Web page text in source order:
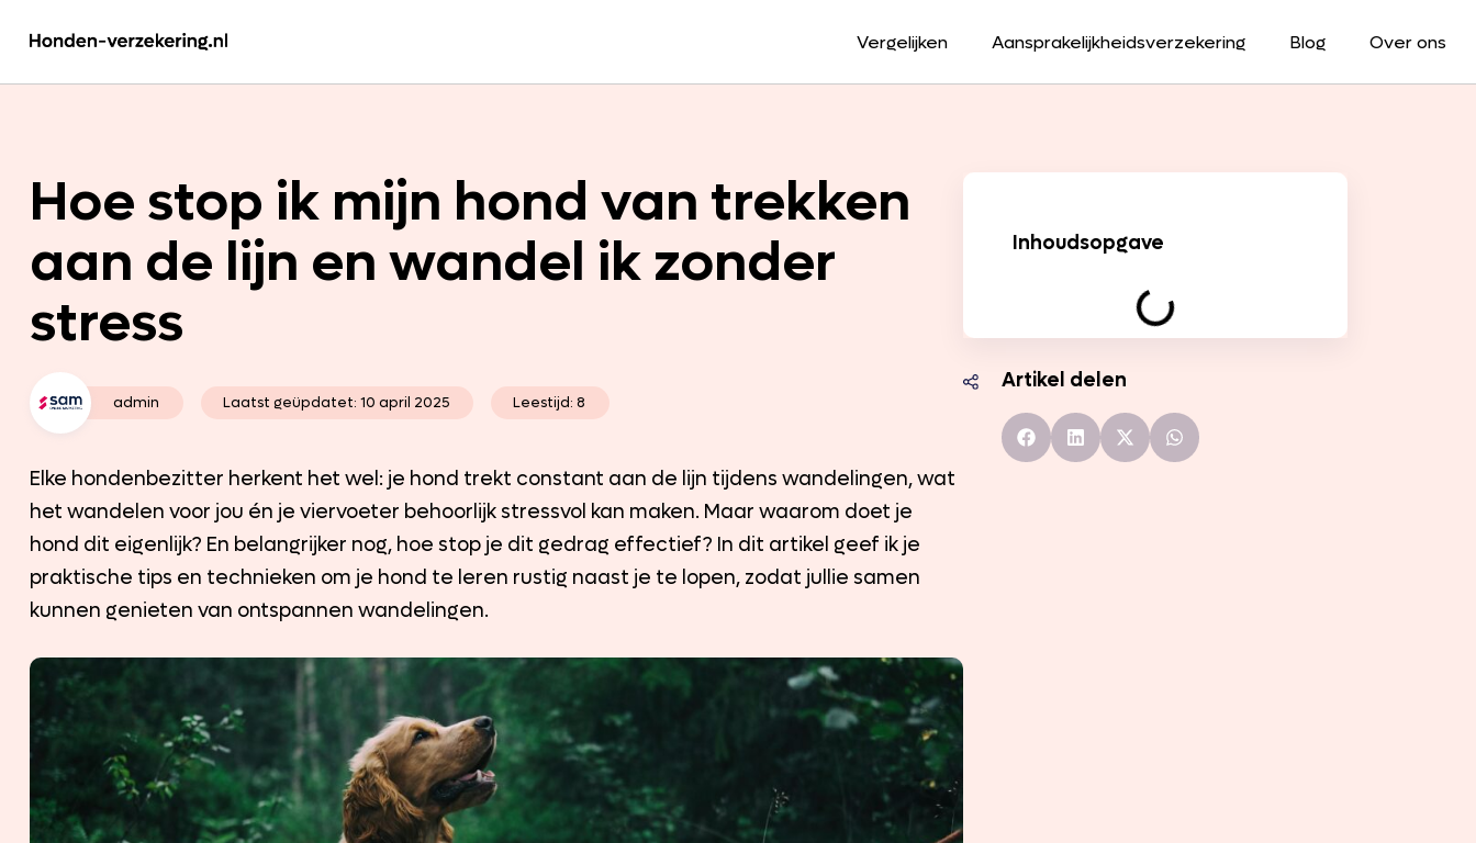
Vergelijken Aansprakelijkheidsverzekering Blog Over ons
Hoe stop ik mijn hond van trekken
aan de lijn en wandel ik zonder
stress
admin Laatst geüpdatet: 10 april 2025 Leestijd: 8
Elke hondenbezitter herkent het wel: je hond trekt constant aan de lijn tijdens wandelingen, wat
het wandelen voor jou én je viervoeter behoorlijk stressvol kan maken. Maar waarom doet je
hond dit eigenlijk? En belangrijker nog, hoe stop je dit gedrag effectief? In dit artikel geef ik je
praktische tips en technieken om je hond te leren rustig naast je te lopen, zodat jullie samen
kunnen genieten van ontspannen wandelingen.
Inhoudsopgave
Artikel delen